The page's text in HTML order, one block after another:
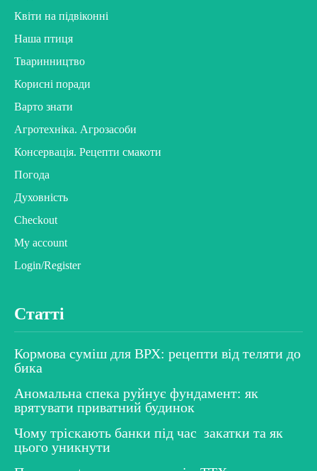
Квіти на підвіконні
Наша птиця
Тваринництво
Корисні поради
Варто знати
Агротехніка. Агрозасоби
Консервація. Рецепти смакоти
Погода
Духовність
Checkout
My account
Login/Register
Статті
Кормова суміш для ВРХ: рецепти від теляти до
бика
Аномальна спека руйнує фундамент: як
врятувати приватний будинок
Чому тріскають банки під час закатки та як
цього уникнути